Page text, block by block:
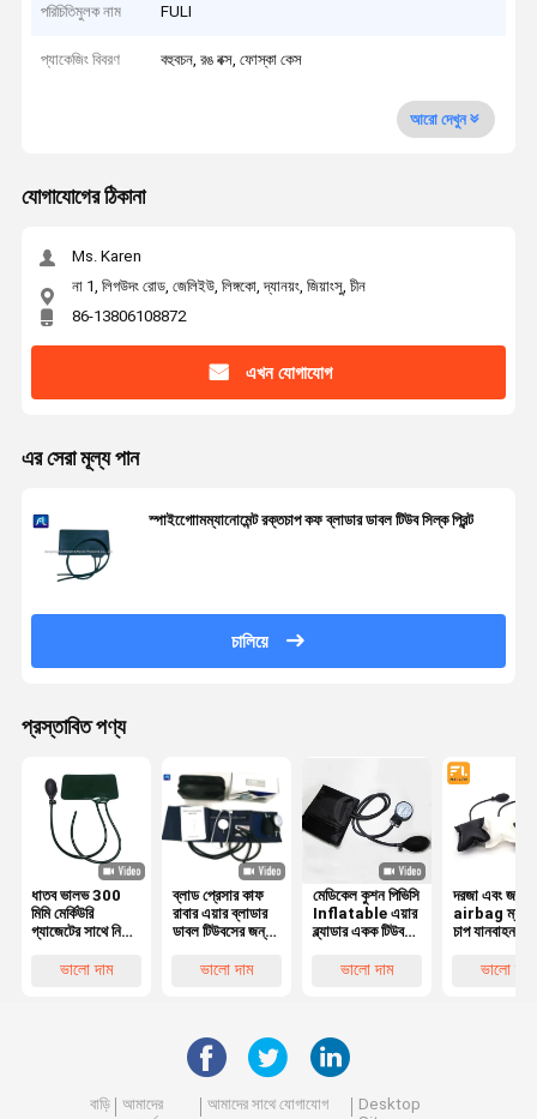
পরিচিতিমুলক নাম FULI
প্যাকেজিং বিবরণ বহুবচন, রঙ বক্স, ফোস্কা কেস
আরো দেখুন
যোগাযোগের ঠিকানা
Ms. Karen
না 1, লিগউদং রোড, জেলিইউ, লিঙ্গকো, দ্যানয়ং, জিয়াংসু, চীন
86-13806108872
এখন যোগাযোগ
এর সেরা মূল্য পান
স্পাইগোোমম্যানোমেন্ট রক্তচাপ কফ ব্লাডার ডাবল টিউব সিল্ক প্রিন্ট
চালিয়ে
প্রস্তাবিত পণ্য
ধাতব ভালভ 300
মিমি মের্কিউরি
গ্যাজেটের সাথে নির্ভুল
ইনফ্ল্যাটেবল এয়ার
ভালো দাম
ব্লাড প্রেসার কাফ
রাবার এয়ার ব্লাডার
ডাবল টিউবসের জন্য
স্টেথোস্কোপ স্যুট
ভালো দাম
মেডিকেল কুশন পিভিসি
Inflatable এয়ার
ব্ল্যাডার একক টিউব
বিষাক্তভালো দাম
দরজা এবং
airbag
চাপ যানবাহন
কীলকভালো দাম
বাড়ি
আমাদের
আমাদের সাথে যোগাযোগ
Desktop